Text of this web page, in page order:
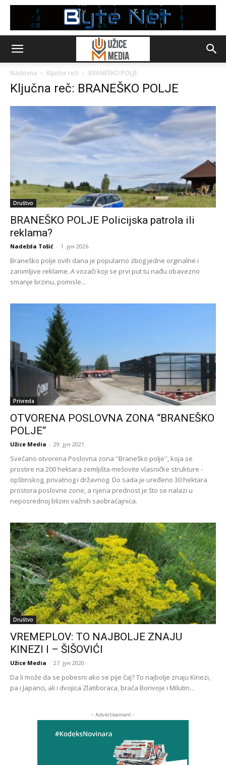
Naslovna Ključne reči BRANEŠKO POLJE
Ključna reč: BRANEŠKO POLJE
Društvo
BRANEŠKO POLJE Policijska patrola ili
reklama?
Nadežda Tošić - 1. јун 2026.
Braneško polje ovih dana je popularno zbog jedne orginalne i
zanimljive reklame. A vozači koji se prvi put tu nađu obavezno
smanje brzinu, pomisle...
Privreda
OTVORENA POSLOVNA ZONA “BRANEŠKO
POLJE“
Užice Media - 29. јун 2021.
Svečano otvorena Poslovna zona ''Braneško polje'', koja se
prostire na 200 hektara zemljišta mešovite vlasničke strukture -
opštinskog, privatnog i državnog. Do sada je uređeno 30 hektara
prostora poslovne zone, a njena prednost je što se nalazi u
neposrednoj blizini važnih saobraćajnica.
Društvo
VREMEPLOV: TO NAJBOLJE ZNAJU
KINEZI I – ŠIŠOVIĆI
Užice Media - 27. јун 2020.
Da li može da se pobesni ako se pije čaj? To najbolje znaju Kinezi,
pa i Japanci, ali i dvojica Zlatiboraca, braća Borivoje i Milutin...
- Advertisement -